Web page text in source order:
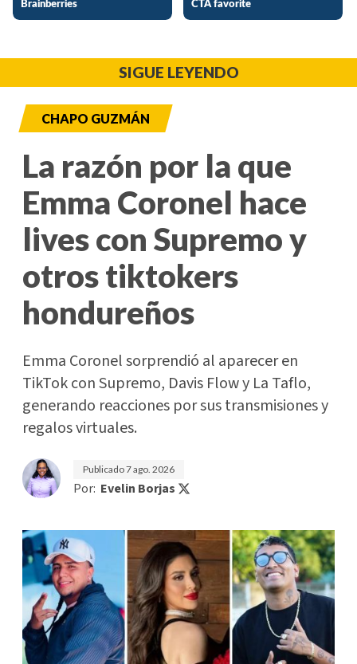
SIGUE LEYENDO
CHAPO GUZMÁN
La razón por la que
Emma Coronel hace
lives con Supremo y
otros tiktokers
hondureños
Emma Coronel sorprendió al aparecer en
TikTok con Supremo, Davis Flow y La Taflo,
generando reacciones por sus transmisiones y
regalos virtuales.
Publicado7 ago. 2026
Por: Evelin Borjas